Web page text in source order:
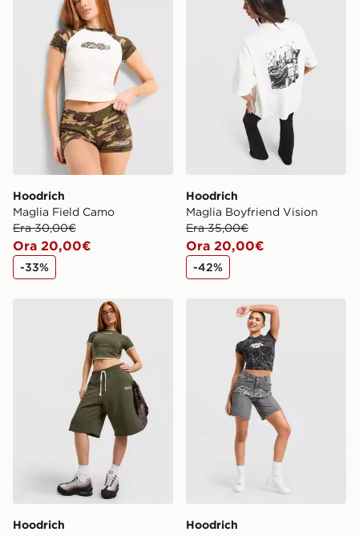
Hoodrich
Maglia Field Camo
Era 30,00€
Ora 20,00€
-33%
Hoodrich
Maglia Boyfriend Vision
Era 35,00€
Ora 20,00€
-42%
Hoodrich Jorts Fleece Cove
Hoodrich
Hoodrich Jorts Solace
Hoodrich